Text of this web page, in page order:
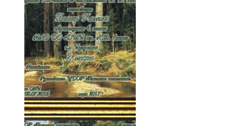
001-vwmCBsJ_FYM